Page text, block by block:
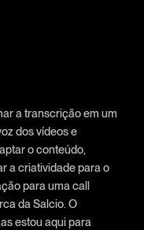
a transcrição em um
dos vídeos e
o conteúdo,
a criatividade para o
para uma call
da Salcio. O
estou aqui para